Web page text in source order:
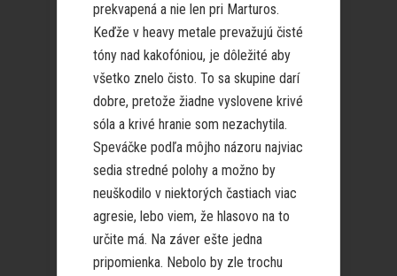
prekvapená a nie len pri Marturos.
Keďže v heavy metale prevažujú čisté
tóny nad kakofóniou, je dôležité aby
všetko znelo čisto. To sa skupine darí
dobre, pretože žiadne vyslovene krivé
sóla a krivé hranie som nezachytila.
Speváčke podľa môjho názoru najviac
sedia stredné polohy a možno by
neuškodilo v niektorých častiach viac
agresie, lebo viem, že hlasovo na to
určite má. Na záver ešte jedna
pripomienka. Nebolo by zle trochu